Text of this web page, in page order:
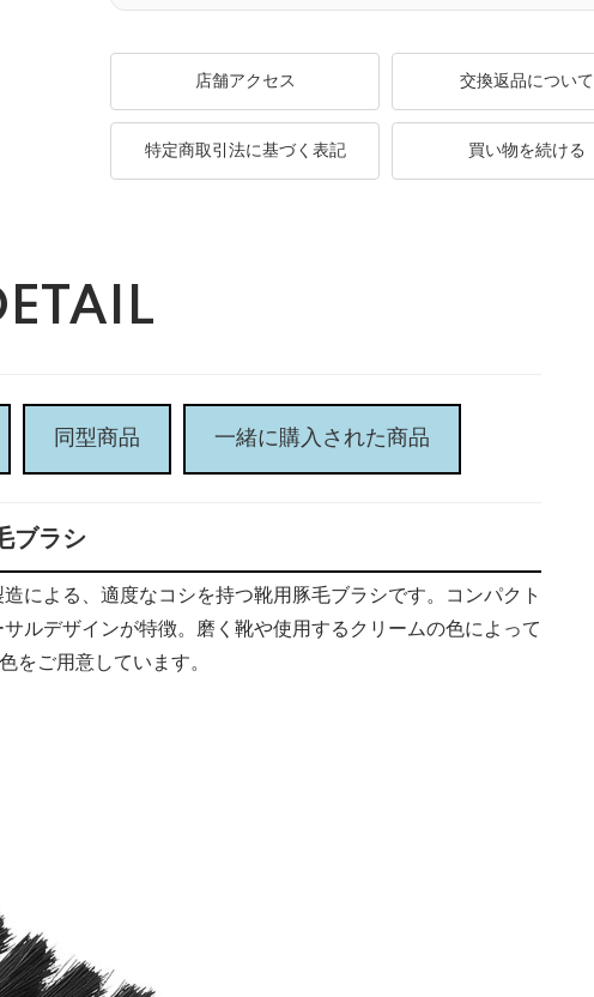
店舗アクセス 交換返品について
特定商取引法に基づく表記 買い物を続ける
同型商品 一緒に購入された商品
ブラシ
による、適度なコシを持つ靴用豚毛ブラシです。コンパクト
ルデザインが特徴。磨く靴や使用するクリームの色によって
をご用意しています。